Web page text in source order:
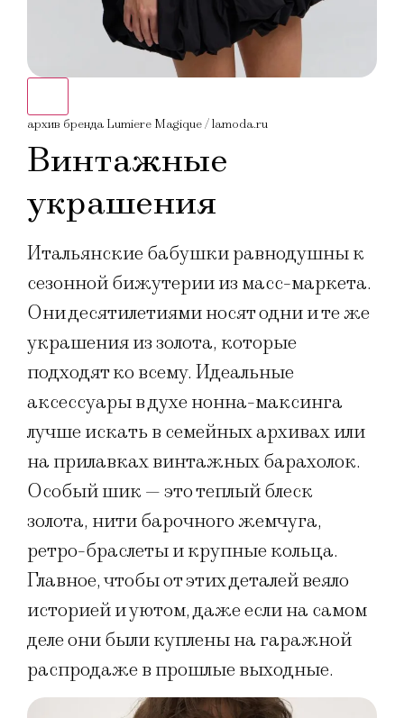
архив бренда Lumiere Magique / lamoda.ru
Винтажные
украшения
Итальянские бабушки равнодушны к
сезонной бижутерии из масс-маркета.
Они десятилетиями носят одни и те же
украшения из золота, которые
подходят ко всему. Идеальные
аксессуары в духе нонна-максинга
лучше искать в семейных архивах или
на прилавках винтажных барахолок.
Особый шик — это теплый блеск
золота, нити барочного жемчуга,
ретро-браслеты и крупные кольца.
Главное, чтобы от этих деталей веяло
историей и уютом, даже если на самом
деле они были куплены на гаражной
распродаже в прошлые выходные.